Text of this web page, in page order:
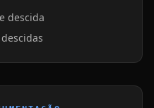
descida